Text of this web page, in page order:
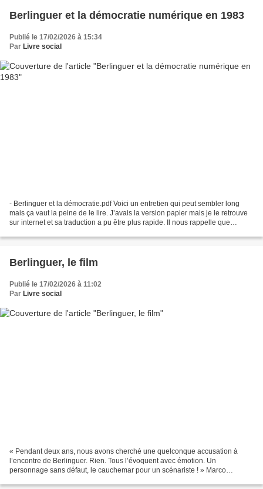
Berlinguer et la démocratie numérique en 1983
Publié le 17/02/2026 à 15:34
Par Livre social
- Berlinguer et la démocratie.pdf Voici un entretien qui peut sembler long
mais ça vaut la peine de le lire. J’avais la version papier mais je le retrouve
sur internet et sa traduction a pu être plus rapide. Il nous rappelle que
Berlinguer, le film
Publié le 17/02/2026 à 11:02
Par Livre social
« Pendant deux ans, nous avons cherché une quelconque accusation à
l’encontre de Berlinguer. Rien. Tous l’évoquent avec émotion. Un
personnage sans défaut, le cauchemar pour un scénariste ! » Marco